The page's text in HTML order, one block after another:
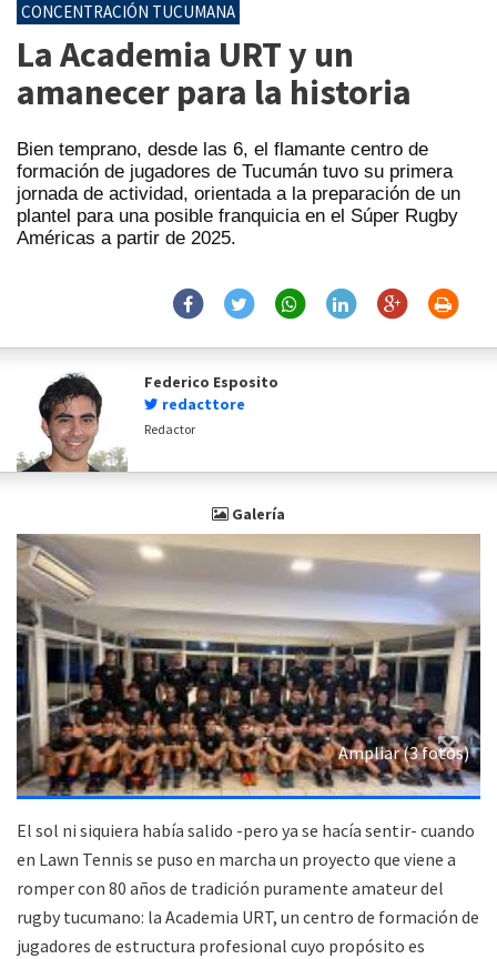
CONCENTRACIÓN TUCUMANA
La Academia URT y un
amanecer para la historia
Bien temprano, desde las 6, el flamante centro de
formación de jugadores de Tucumán tuvo su primera
jornada de actividad, orientada a la preparación de un
plantel para una posible franquicia en el Súper Rugby
Américas a partir de 2025.
Federico Esposito
redacttore
Redactor
Galería
Ampliar (3 fotos)
El sol ni siquiera había salido -pero ya se hacía sentir- cuando
en Lawn Tennis se puso en marcha un proyecto que viene a
romper con 80 años de tradición puramente amateur del
rugby tucumano: la Academia URT, un centro de formación de
jugadores de estructura profesional cuyo propósito es